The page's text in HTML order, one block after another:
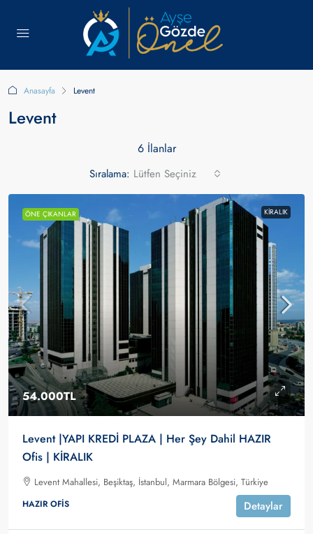
Anasayfa Levent
Levent
6 İlanlar
Sıralama: Lütfen Seçiniz
ÖNE ÇIKANLAR KIRALIK
54.000TL
Levent |YAPI KREDİ PLAZA | Her Şey Dahil HAZIR
Ofis | KİRALIK
Levent Mahallesi, Beşiktaş, İstanbul, Marmara Bölgesi, Türkiye
HAZIR OFIS Detaylar